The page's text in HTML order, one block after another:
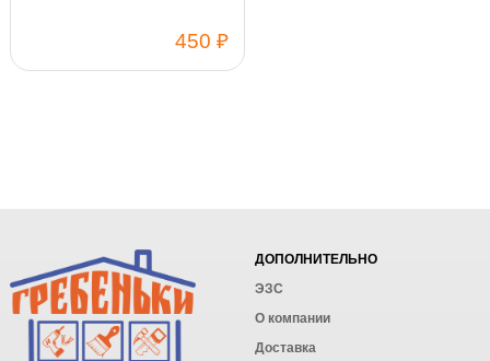
450 ₽
ДОПОЛНИТЕЛЬНО
ЭЗС
О компании
Доставка